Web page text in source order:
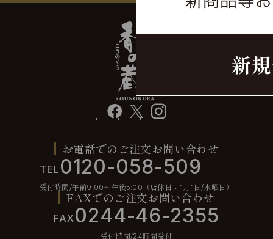
facebook instagram
お電話でのご注文お問い合わせ
TEL 0120-058-509
受付時間/午前9:00〜午後5:00（店休日：1月1日/水曜日）
FAXでのご注文お問い合わせ
FAX0244-46-2355
受付時間/24時間受付